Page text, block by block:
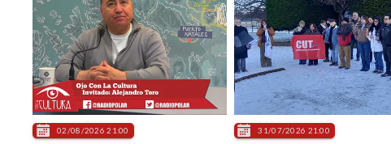
02/08/2026 21:00 31/07/2026 21:00